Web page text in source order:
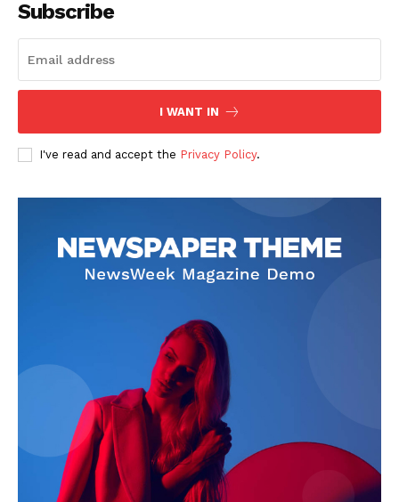
Subscribe
I WANT IN
I've read and accept the Privacy Policy.